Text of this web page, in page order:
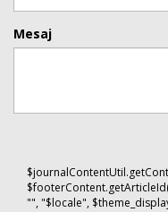
Mesaj
"", "$locale",